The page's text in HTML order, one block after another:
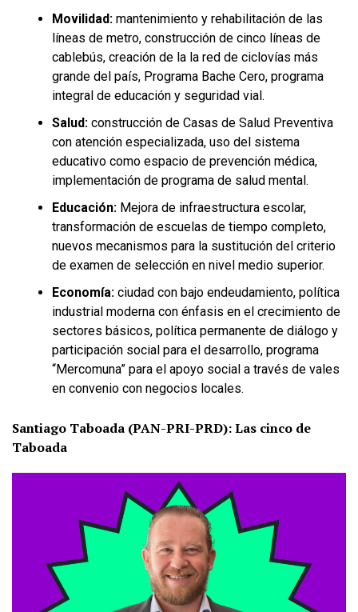
Movilidad: mantenimiento y rehabilitación de las
líneas de metro, construcción de cinco líneas de
cablebús, creación de la la red de ciclovías más
grande del país, Programa Bache Cero, programa
integral de educación y seguridad vial.
Salud: construcción de Casas de Salud Preventiva
con atención especializada, uso del sistema
educativo como espacio de prevención médica,
implementación de programa de salud mental.
Educación: Mejora de infraestructura escolar,
transformación de escuelas de tiempo completo,
nuevos mecanismos para la sustitución del criterio
de examen de selección en nivel medio superior.
Economía: ciudad con bajo endeudamiento, política
industrial moderna con énfasis en el crecimiento de
sectores básicos, política permanente de diálogo y
participación social para el desarrollo, programa
“Mercomuna” para el apoyo social a través de vales
en convenio con negocios locales.
Santiago Taboada (PAN-PRI-PRD): Las cinco de
Taboada